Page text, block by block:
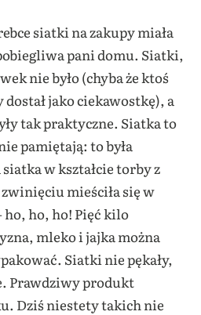
siatki na zakupy miała
pani domu. Siatki,
nie było (chyba że ktoś
jako ciekawostkę), a
tak praktyczne. Siatka to
pamiętają: to była
w kształcie torby z
mieściła się w
ho, ho, ho! Pięć kilo
mleko i jajka można
Siatki nie pękały,
Prawdziwy produkt
Dziś niestety takich nie